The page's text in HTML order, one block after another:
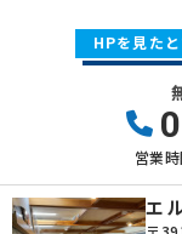
HPを見た
営業
エ